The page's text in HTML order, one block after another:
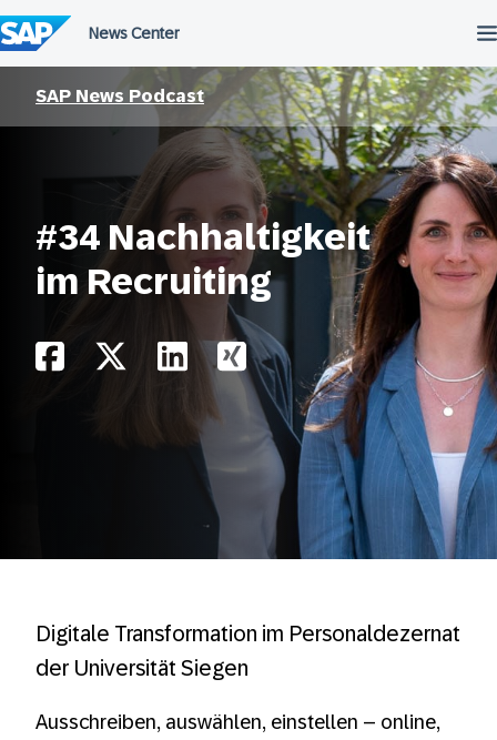
SAP News Podcast
#34 Nachhaltigkeit
im Recruiting
Digitale Transformation im Personaldezernat
der Universität Siegen
Ausschreiben, auswählen, einstellen – online,